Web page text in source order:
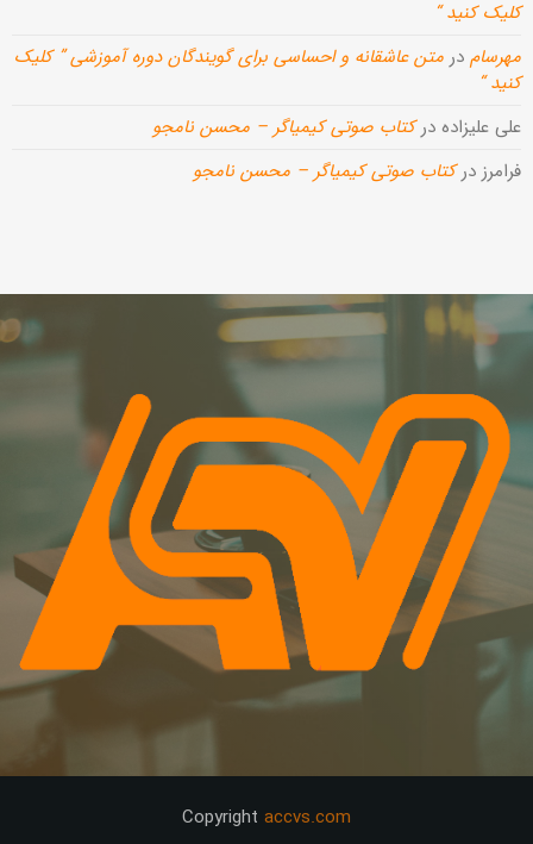
کلیک کنید “
مهرسام در متن عاشقانه و احساسی برای گویندگان دوره آموزشی ” کلیک
کنید “
علی علیزاده درکتاب صوتی کیمیاگر – محسن نامجو
فرامرز درکتاب صوتی کیمیاگر – محسن نامجو
Copyright accvs.com